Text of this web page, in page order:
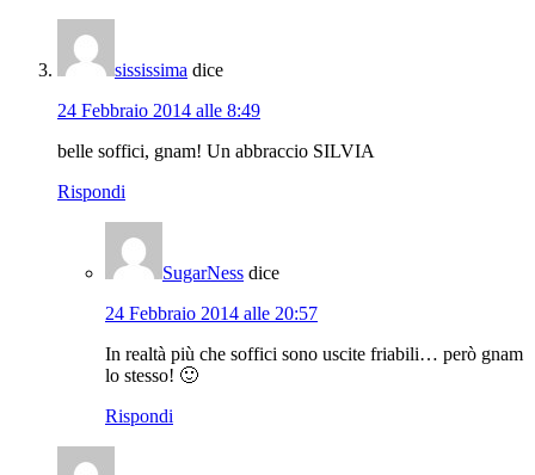
sississima dice
24 Febbraio 2014 alle 8:49
belle soffici, gnam! Un abbraccio SILVIA
Rispondi
SugarNess dice
24 Febbraio 2014 alle 20:57
In realtà più che soffici sono uscite friabili… però gnam
lo stesso! 🙂
Rispondi